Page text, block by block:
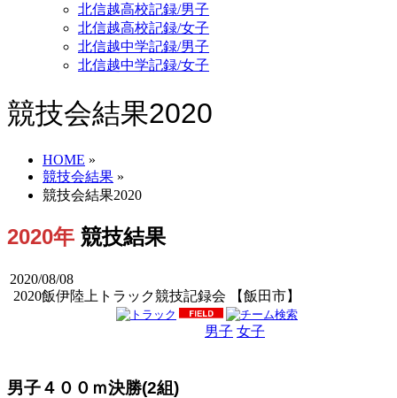
北信越高校記録/男子
北信越高校記録/女子
北信越中学記録/男子
北信越中学記録/女子
競技会結果2020
HOME »
競技会結果 »
競技会結果2020
2020年 競技結果
2020/08/08
2020飯伊陸上トラック競技記録会 【飯田市】
男子 女子
男子４００ｍ決勝(2組)